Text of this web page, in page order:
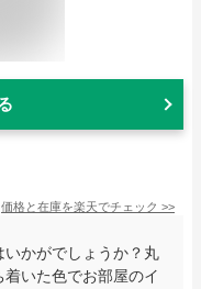
価格と在庫を楽天でチェック >>
いかがでしょうか？丸
いた色でお部屋のイ